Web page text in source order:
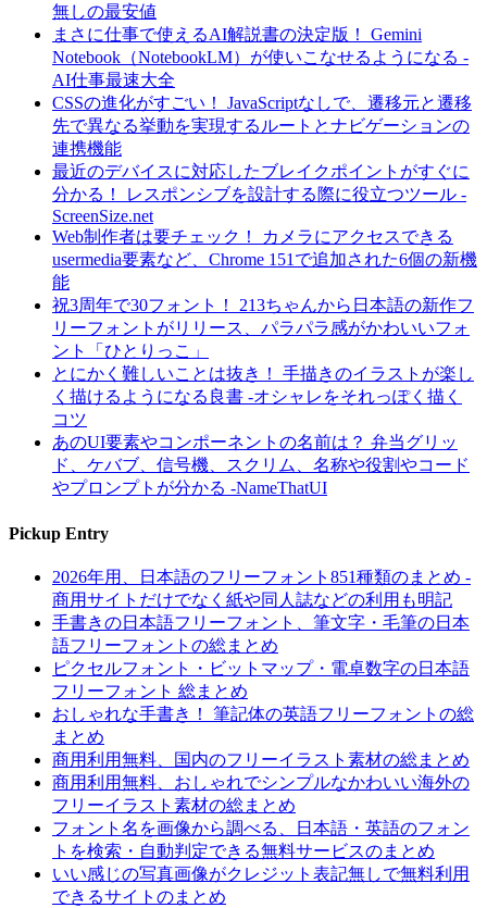
無しの最安値
まさに仕事で使えるAI解説書の決定版！ Gemini
Notebook（NotebookLM）が使いこなせるようになる -
AI仕事最速大全
CSSの進化がすごい！ JavaScriptなしで、遷移元と遷移
先で異なる挙動を実現するルートとナビゲーションの
連携機能
最近のデバイスに対応したブレイクポイントがすぐに
分かる！ レスポンシブを設計する際に役立つツール -
ScreenSize.net
Web制作者は要チェック！ カメラにアクセスできる
usermedia要素など、Chrome 151で追加された6個の新機
能
祝3周年で30フォント！ 213ちゃんから日本語の新作フ
リーフォントがリリース、パラパラ感がかわいいフォ
ント「ひとりっこ」
とにかく難しいことは抜き！ 手描きのイラストが楽し
く描けるようになる良書 -オシャレをそれっぽく描く
コツ
あのUI要素やコンポーネントの名前は？ 弁当グリッ
ド、ケバブ、信号機、スクリム、名称や役割やコード
やプロンプトが分かる -NameThatUI
Pickup Entry
2026年用、日本語のフリーフォント851種類のまとめ -
商用サイトだけでなく紙や同人誌などの利用も明記
手書きの日本語フリーフォント、筆文字・毛筆の日本
語フリーフォントの総まとめ
ピクセルフォント・ビットマップ・電卓数字の日本語
フリーフォント 総まとめ
おしゃれな手書き！ 筆記体の英語フリーフォントの総
まとめ
商用利用無料、国内のフリーイラスト素材の総まとめ
商用利用無料、おしゃれでシンプルなかわいい海外の
フリーイラスト素材の総まとめ
フォント名を画像から調べる、日本語・英語のフォン
トを検索・自動判定できる無料サービスのまとめ
いい感じの写真画像がクレジット表記無しで無料利用
できるサイトのまとめ